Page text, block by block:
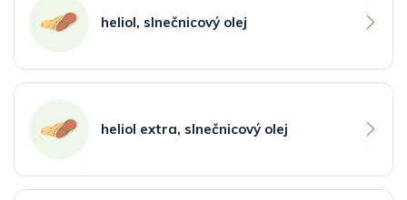
heliol, slnečnicový olej
heliol extra, slnečnicový olej